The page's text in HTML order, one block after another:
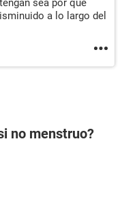
sea por que
a lo largo del
no menstruo?